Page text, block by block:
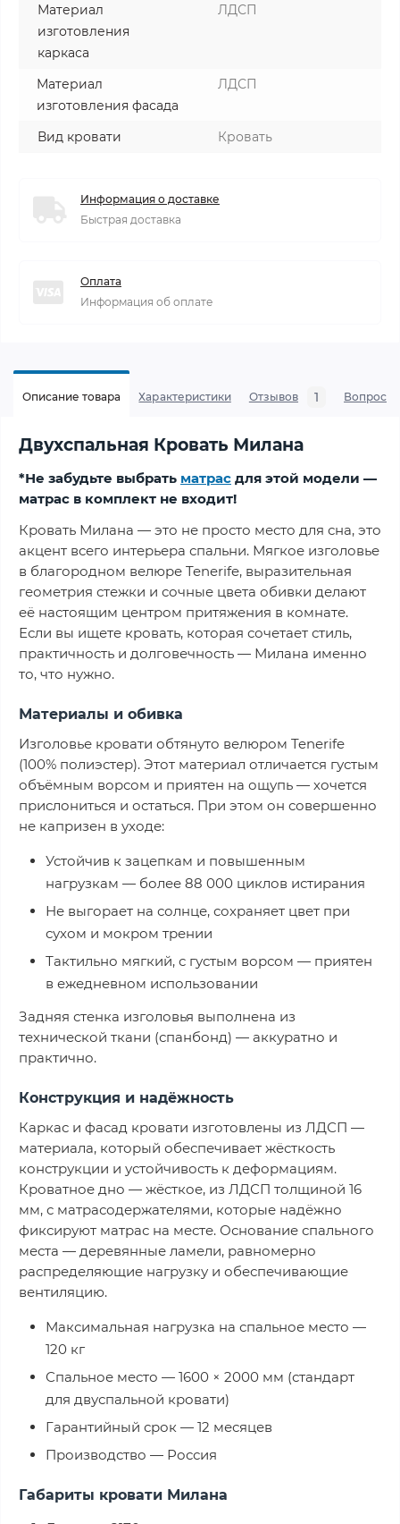
Материал
изготовления
каркаса
ЛДСП
Материал
изготовления фасада
ЛДСП
Вид кровати Кровать
Информация о доставке
Быстрая доставка
Оплата
Информация об оплате
Описание товара Характеристики Отзывов 1 Вопросы
Двухспальная Кровать Милана
*Не забудьте выбрать матрас для этой модели —
матрас в комплект не входит!
Кровать Милана — это не просто место для сна, это
акцент всего интерьера спальни. Мягкое изголовье
в благородном велюре Tenerife, выразительная
геометрия стежки и сочные цвета обивки делают
её настоящим центром притяжения в комнате.
Если вы ищете кровать, которая сочетает стиль,
практичность и долговечность — Милана именно
то, что нужно.
Материалы и обивка
Изголовье кровати обтянуто велюром Tenerife
(100% полиэстер). Этот материал отличается густым
объёмным ворсом и приятен на ощупь — хочется
прислониться и остаться. При этом он совершенно
не капризен в уходе:
Устойчив к зацепкам и повышенным
нагрузкам — более 88 000 циклов истирания
Не выгорает на солнце, сохраняет цвет при
сухом и мокром трении
Тактильно мягкий, с густым ворсом — приятен
в ежедневном использовании
Задняя стенка изголовья выполнена из
технической ткани (спанбонд) — аккуратно и
практично.
Конструкция и надёжность
Каркас и фасад кровати изготовлены из ЛДСП —
материала, который обеспечивает жёсткость
конструкции и устойчивость к деформациям.
Кроватное дно — жёсткое, из ЛДСП толщиной 16
мм, с матрасодержателями, которые надёжно
фиксируют матрас на месте. Основание спального
места — деревянные ламели, равномерно
распределяющие нагрузку и обеспечивающие
вентиляцию.
Максимальная нагрузка на спальное место —
120 кг
Спальное место — 1600 × 2000 мм (стандарт
для двуспальной кровати)
Гарантийный срок — 12 месяцев
Производство — Россия
Габариты кровати Милана